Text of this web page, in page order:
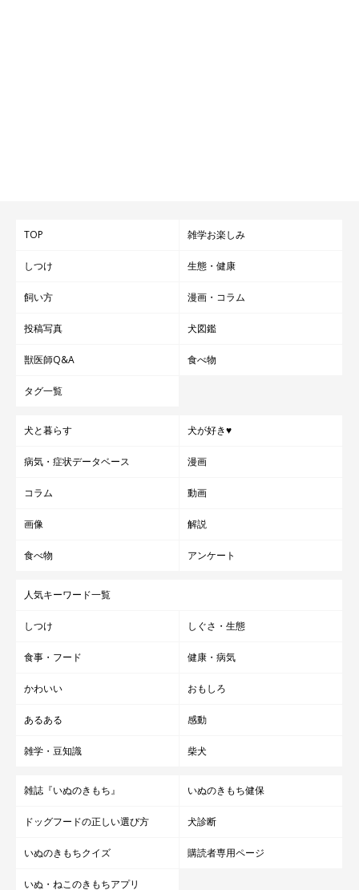
TOP 雑学お楽しみ
しつけ 生態・健康
飼い方 漫画・コラム
投稿写真 犬図鑑
獣医師Q&A 食べ物
タグ一覧
犬と暮らす 犬が好き♥
病気・症状データベース 漫画
コラム 動画
画像 解説
食べ物 アンケート
人気キーワード一覧
しつけ しぐさ・生態
食事・フード 健康・病気
かわいい おもしろ
あるある 感動
雑学・豆知識 柴犬
雑誌『いぬのきもち』 いぬのきもち健保
ドッグフードの正しい選び方 犬診断
いぬのきもちクイズ 購読者専用ページ
いぬ・ねこのきもちアプリ